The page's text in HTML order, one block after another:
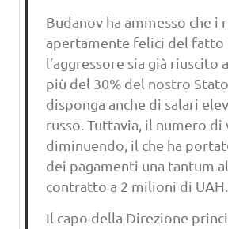
Budanov ha ammesso che i
apertamente felici del fatto
l’aggressore sia già riuscito
più del 30% del nostro
disponga anche di salari
russo. Tuttavia, il numero
diminuendo, il che ha
dei pagamenti una tantum
contratto a 2 milioni di UAH.
Il capo della Direzione